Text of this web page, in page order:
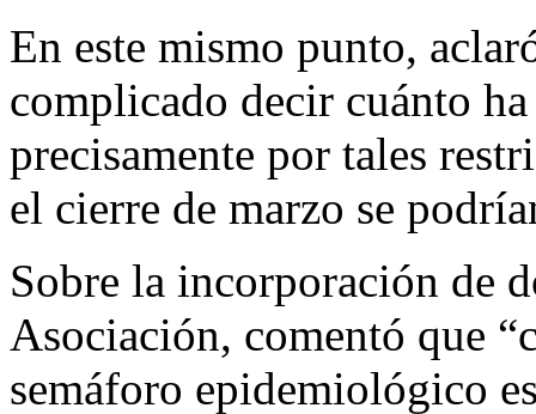
En este mismo punto,
complicado decir cuánto
precisamente por tales
el cierre de marzo se
Sobre la incorporación de
Asociación, comentó que
semáforo epidemiológico